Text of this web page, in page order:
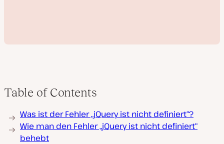
i
d
e
Table of Contents
Was ist der Fehler „jQuery ist nicht definiert“?
Wie man den Fehler „jQuery ist nicht definiert“
behebt